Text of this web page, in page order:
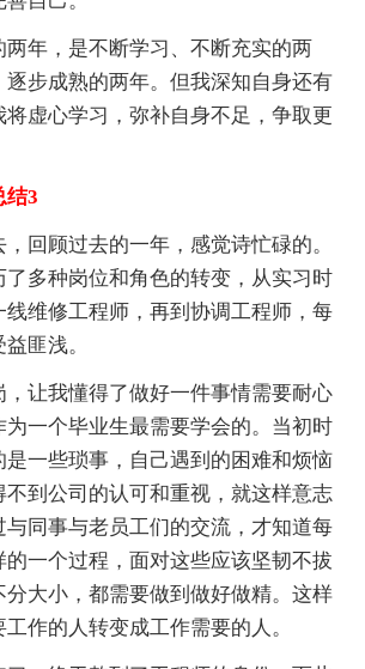
两年，是不断学习、不断充实的两
逐步成熟的两年。但我深知自身还有
虚心学习，弥补自身不足，争取更
3
回顾过去的一年，感觉诗忙碌的。
了多种岗位和角色的转变，从实习时
线维修工程师，再到协调工程师，每
匪浅。
，让我懂得了做好一件事情需要耐心
为一个毕业生最需要学会的。当初时
是一些琐事，自己遇到的困难和烦恼
不到公司的认可和重视，就这样意志
与同事与老员工们的交流，才知道每
一个过程，面对这些应该坚韧不拔
分大小，都需要做到做好做精。这样
作的人转变成工作需要的人。